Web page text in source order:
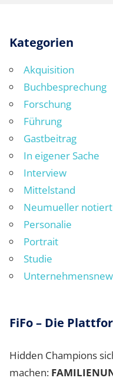
Kategorien
Akquisition
Buchbesprechung
Forschung
Führung
Gastbeitrag
In eigener Sache
Interview
Mittelstand
Neumueller notiert
Personalie
Portrait
Studie
FiFo – Die
Hidden Champions
machen: